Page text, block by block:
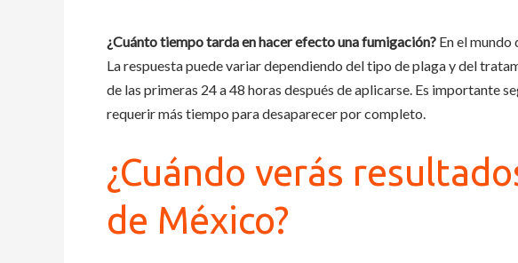
¿Cuánto tiempo tarda en hacer efecto una fumigación? En el
La respuesta puede variar dependiendo del tipo de plaga y del
de las primeras 24 a 48 horas después de aplicarse. Es importante
requerir más tiempo para desaparecer por completo.
¿Cuándo verás
de México?